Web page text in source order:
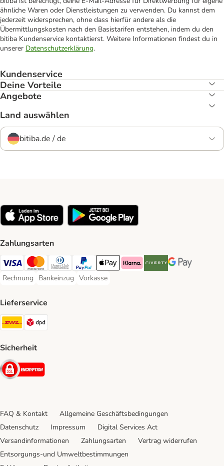
ähnliche Waren oder Dienstleistungen zu verwenden. Du kannst dem
jederzeit widersprechen, ohne dass hierfür andere als die
Übermittlungskosten nach den Basistarifen entstehen, indem du den
bitiba Kundenservice kontaktierst. Weitere Informationen findest du in
unserer Datenschutzerklärung.
Kundenservice
Deine Vorteile
Angebote
Land auswählen
bitiba.de / de
Zahlungsarten
Visa Payment Method
Mastercard Payment Method
Diners Club Payment Method
PayPal Payment Method
Apple Pay Payment Method
Klarna Payment Method
Riverty Payment Method
Google Pay
Rechnung
Rechnung Payment Method
Bankeinzug
Bankeinzug Payment Method
Vorkasse
Vorkasse Payment Method
Lieferservice
DHL Shipping Method
Sicherheit
Security
FAQ & Kontakt
Allgemeine Geschäftsbedingungen
Datenschutz
Impressum
Digital Services Act
Versandinformationen
Zahlungsarten
Vertrag widerrufen
Entsorgungs-und Umweltbestimmungen